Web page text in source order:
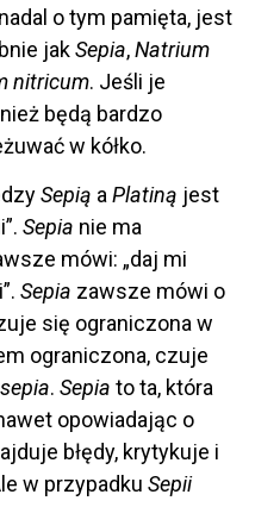
o tym pamięta, jest
jakSepia,Natrium
nitricum. Jeśli je
będą bardzo
w kółko.
Sepią a Platiną jest
Sepia nie ma
mówi: „daj mi
Sepia zawsze mówi o
się ograniczona w
ograniczona, czuje
sepia. Sepia to ta, która
opowiadając o
błędy, krytykuje i
w przypadku Sepii